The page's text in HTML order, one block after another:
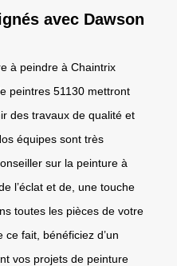
avec Dawson
à peindre à Chaintrix
peintres 51130 mettront
des travaux de qualité et
équipes sont très
sur la peinture à
l’éclat et de, une touche
toutes les pièces de votre
fait, bénéficiez d’un
vos projets de peinture